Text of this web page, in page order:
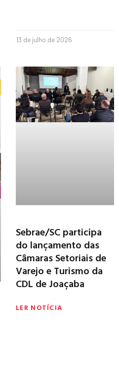
13 de julho de 2026
Sebrae/SC participa
do lançamento das
Câmaras Setoriais de
Varejo e Turismo da
CDL de Joaçaba
LER NOTÍCIA